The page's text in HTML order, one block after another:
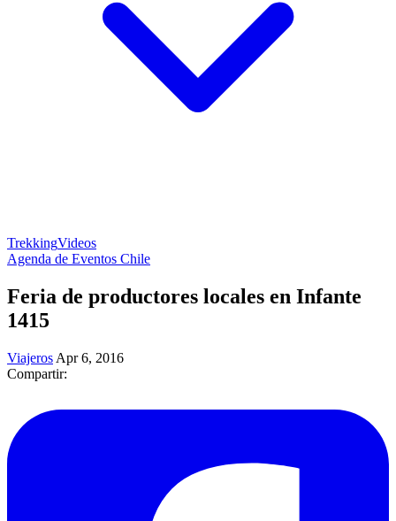
TrekkingVideos
Agenda de Eventos Chile
Feria de productores locales en Infante
1415
Viajeros Apr 6, 2016
Compartir: